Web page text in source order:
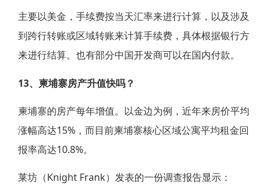
主要以美金，手续费按当天汇率来进行计算，以及涉及
到跨行转账或区域转账来计算手续费，具体根据银行方
来进行结算。也有部分中国开发商可以在国内付款。
13、柬埔寨房产升值快吗？
柬埔寨的房产每年增值。以金边为例，近年来房价平均
涨幅高达15%，而目前柬埔寨核心区域公寓平均租金回
报率高达10.8%。
莱坊（Knight Frank）发表的一份调查报告显示：